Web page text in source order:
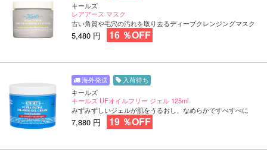
キールズ
レアアース マスク
古い角質や毛穴の汚れを取り去るディープクレンジングマスク
5,480 円 16 ％OFF
入荷待ち
キールズ
キールズ UFオイルフリー ジェル 125ml
みずみずしいジェルが肌をうるおし、なめらかですべすべに
7,880 円 19 ％OFF